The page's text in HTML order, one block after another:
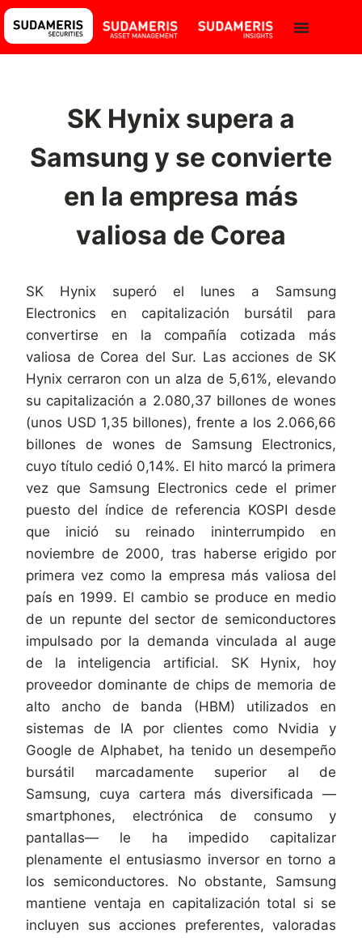
SK Hynix supera a
Samsung y se convierte
en la empresa más
valiosa de Corea
SK Hynix superó el lunes a Samsung
Electronics en capitalización bursátil para
convertirse en la compañía cotizada más
valiosa de Corea del Sur. Las acciones de SK
Hynix cerraron con un alza de 5,61%, elevando
su capitalización a 2.080,37 billones de wones
(unos USD 1,35 billones), frente a los 2.066,66
billones de wones de Samsung Electronics,
cuyo título cedió 0,14%. El hito marcó la primera
vez que Samsung Electronics cede el primer
puesto del índice de referencia KOSPI desde
que inició su reinado ininterrumpido en
noviembre de 2000, tras haberse erigido por
primera vez como la empresa más valiosa del
país en 1999. El cambio se produce en medio
de un repunte del sector de semiconductores
impulsado por la demanda vinculada al auge
de la inteligencia artificial. SK Hynix, hoy
proveedor dominante de chips de memoria de
alto ancho de banda (HBM) utilizados en
sistemas de IA por clientes como Nvidia y
Google de Alphabet, ha tenido un desempeño
bursátil marcadamente superior al de
Samsung, cuya cartera más diversificada —
smartphones, electrónica de consumo y
pantallas— le ha impedido capitalizar
plenamente el entusiasmo inversor en torno a
los semiconductores. No obstante, Samsung
mantiene ventaja en capitalización total si se
incluyen sus acciones preferentes, valoradas